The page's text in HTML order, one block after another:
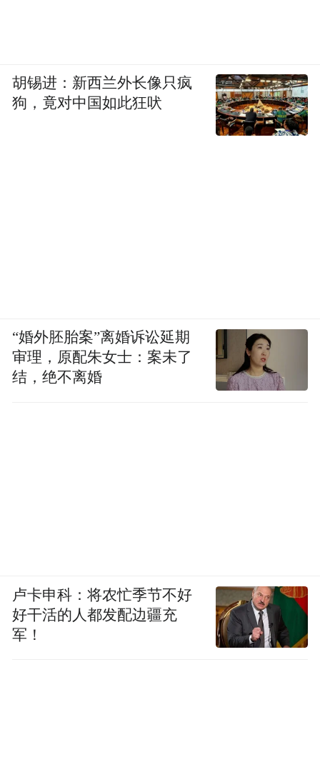
胡锡进：新西兰外长像只疯
狗，竟对中国如此狂吠
“婚外胚胎案”离婚诉讼延期
审理，原配朱女士：案未了
结，绝不离婚
卢卡申科：将农忙季节不好
好干活的人都发配边疆充
军！